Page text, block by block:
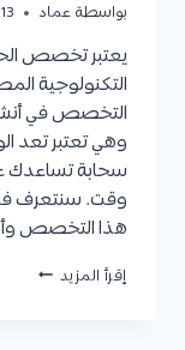
بواسطة عماد 13 فبراير، 2024
يعتبر تخصص
التكنولوجية
التخصص في
وهي تعتبر تعد
سحابة تساعدك
وقت. سنتعرف في
هذا التخصص
إقرأ المزيد الحوسبة